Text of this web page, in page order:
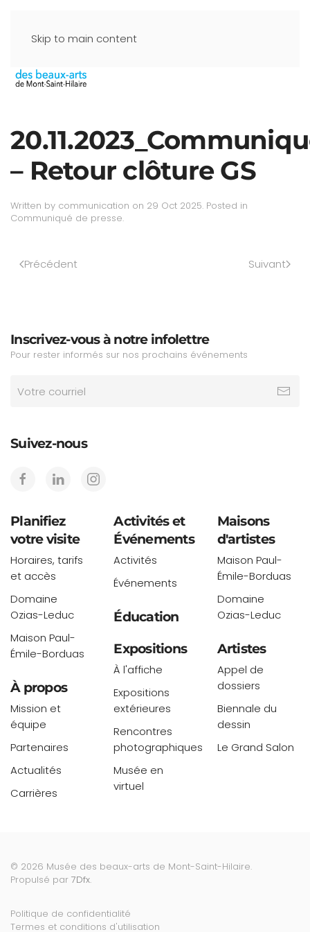
Skip to main content
– Retour clôture GS
Written by communication on 29 Oct 2025. Posted in
Communiqué de presse.
Précédent Suivant
Inscrivez-vous à notre infolettre
Pour rester informés sur nos prochains événements
Suivez-nous
Planifiez
votre visite
Horaires, tarifs
et accès
Domaine
Ozias-Leduc
Maison Paul-
Émile-Borduas
À propos
Mission et
équipe
Partenaires
Actualités
Carrières
Activités et
Événements
Activités
Événements
Éducation
Expositions
À l'affiche
Expositions
extérieures
Rencontres
photographiques
Musée en
virtuel
Maisons
d'artistes
Maison Paul-
Émile-Borduas
Domaine
Ozias-Leduc
Artistes
Appel de
dossiers
Biennale du
dessin
Le Grand Salon
© 2026 Musée des beaux-arts de Mont-Saint-Hilaire.
Propulsé par 7Dfx.
Politique de confidentialité
Termes et conditions d'utilisation